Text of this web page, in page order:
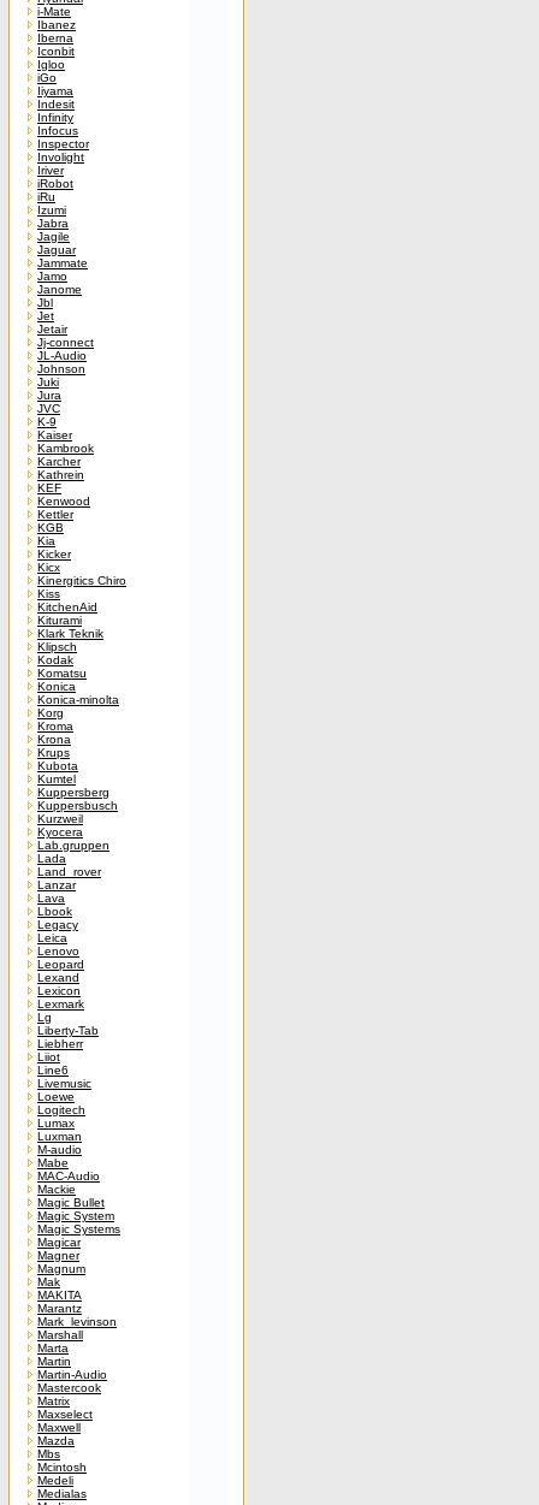
i-Mate
Ibanez
Iberna
Iconbit
Igloo
iGo
Iiyama
Indesit
Infinity
Infocus
Inspector
Involight
Iriver
iRobot
iRu
Izumi
Jabra
Jagile
Jaguar
Jammate
Jamo
Janome
Jbl
Jet
Jetair
Jj-connect
JL-Audio
Johnson
Juki
Jura
JVC
K-9
Kaiser
Kambrook
Karcher
Kathrein
KEF
Kenwood
Kettler
KGB
Kia
Kicker
Kicx
Kinergitics Chiro
Kiss
KitchenAid
Kiturami
Klark Teknik
Klipsch
Kodak
Komatsu
Konica
Konica-minolta
Korg
Kroma
Krona
Krups
Kubota
Kumtel
Kuppersberg
Kuppersbusch
Kurzweil
Kyocera
Lab.gruppen
Lada
Land_rover
Lanzar
Lava
Lbook
Legacy
Leica
Lenovo
Leopard
Lexand
Lexicon
Lexmark
Lg
Liberty-Tab
Liebherr
Liiot
Line6
Livemusic
Loewe
Logitech
Lumax
Luxman
M-audio
Mabe
MAC-Audio
Mackie
Magic Bullet
Magic System
Magic Systems
Magicar
Magner
Magnum
Mak
MAKITA
Marantz
Mark_levinson
Marshall
Marta
Martin
Martin-Audio
Mastercook
Matrix
Maxselect
Maxwell
Mazda
Mbs
Mcintosh
Medeli
Medialas